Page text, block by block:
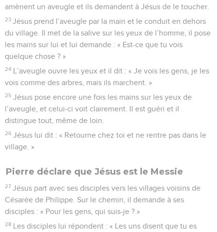
amènent un aveugle et ils demandent à Jésus de le toucher.
23 Jésus prend l’aveugle par la main et le conduit en dehors
du village. Il met de la salive sur les yeux de l’homme, il pose
les mains sur lui et lui demande : « Est-ce que tu vois
quelque chose ? »
24 L’aveugle ouvre les yeux et il dit : « Je vois les gens, je les
vois comme des arbres, mais ils marchent. »
25 Jésus pose encore une fois les mains sur les yeux de
l’aveugle, et celui-ci voit clairement. Il est guéri et il
distingue tout, même de loin.
26 Jésus lui dit : « Retourne chez toi et ne rentre pas dans le
village. »
Pierre déclare que Jésus est le Messie
27 Jésus part avec ses disciples vers les villages voisins de
Césarée de Philippe. Sur le chemin, il demande à ses
disciples : « Pour les gens, qui suis-je ? »
28 Les disciples lui répondent : « Les uns disent que tu es